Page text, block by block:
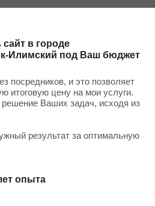
сайт в городе
Илимский под Ваш бюджет
посредников, и это позволяет
итоговую цену на мои услуги.
Ваших задач, исходя из
результат за оптимальную
опыта